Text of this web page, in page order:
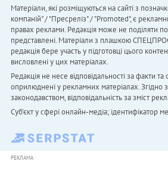
Матеріали, які розміщуються на сайті з
компаній" / "Пресреліз" / "Promoted", є
правах реклами. Редакція може не поділяти
представлені. Матеріали з плашкою
редакція бере участь у підготовці цього
висловлені у цих матеріалах.
Редакція не несе відповідальності за факти
оприлюднені у рекламних матеріалах. Згідно
законодавством, відповідальність за зміст
Cуб'єкт у сфері онлайн-медіа; ідентифікатор
РЕКЛАМА